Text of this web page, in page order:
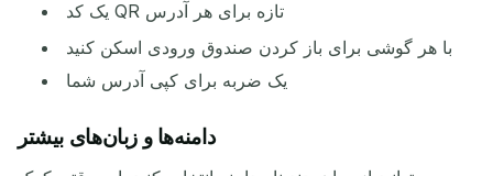
یک کد QR تازه برای هر آدرس
با هر گوشی برای باز کردن صندوق ورودی اسکن کنید
یک ضربه برای کپی آدرس شما
دامنه‌ها و زبان‌های بیشتر